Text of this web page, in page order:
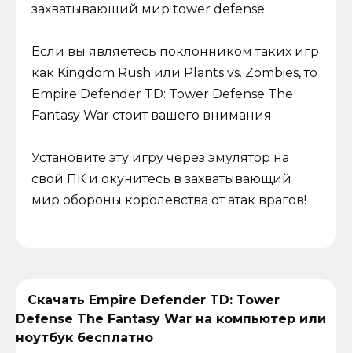
захватывающий мир tower defense.
Если вы являетесь поклонником таких игр
как Kingdom Rush или Plants vs. Zombies, то
Empire Defender TD: Tower Defense The
Fantasy War стоит вашего внимания.
Установите эту игру через эмулятор на
свой ПК и окунитесь в захватывающий
мир обороны королевства от атак врагов!
Скачать Empire Defender TD: Tower
Defense The Fantasy War на компьютер или
ноутбук бесплатно